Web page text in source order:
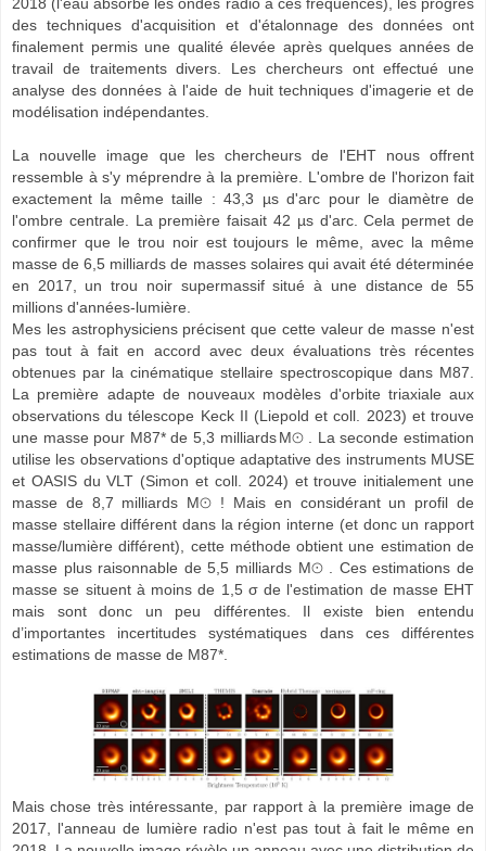
des techniques d'acquisition et d'étalonnage des données ont
finalement permis une qualité élevée après quelques années de
travail de traitements divers. Les chercheurs ont effectué une
analyse des données à l'aide de huit techniques d'imagerie et de
modélisation indépendantes.
La nouvelle image que les chercheurs de l'EHT nous offrent
ressemble à s'y méprendre à la première. L'ombre de l'horizon fait
exactement la même taille : 43,3 µs d'arc pour le diamètre de
l'ombre centrale. La première faisait 42 µs d'arc. Cela permet de
confirmer que le trou noir est toujours le même, avec la même
masse de 6,5 milliards de masses solaires qui avait été déterminée
en 2017, un trou noir supermassif situé à une distance de 55
millions d'années-lumière.
Mes les astrophysiciens précisent que cette valeur de masse n'est
pas tout à fait en accord avec deux évaluations très récentes
obtenues par la cinématique stellaire spectroscopique dans M87.
La première adapte de nouveaux modèles d'orbite triaxiale aux
observations du télescope Keck II (Liepold et coll. 2023) et trouve
une masse pour M87* de 5,3 milliards M⊙ . La seconde estimation
utilise les observations d'optique adaptative des instruments MUSE
et OASIS du VLT (Simon et coll. 2024) et trouve initialement une
masse de 8,7 milliards M⊙ ! Mais en considérant un profil de
masse stellaire différent dans la région interne (et donc un rapport
masse/lumière différent), cette méthode obtient une estimation de
masse plus raisonnable de 5,5 milliards M⊙ . Ces estimations de
masse se situent à moins de 1,5 σ de l'estimation de masse EHT
mais sont donc un peu différentes. Il existe bien entendu
d’importantes incertitudes systématiques dans ces différentes
estimations de masse de M87*.
Mais chose très intéressante, par rapport à la première image de
2017, l'anneau de lumière radio n'est pas tout à fait le même en